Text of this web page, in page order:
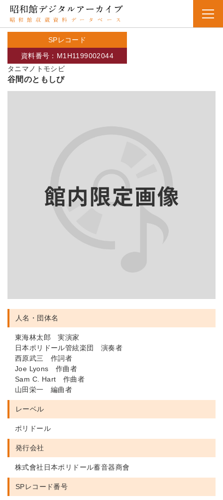
SPレコード
タニマノトモシビ
資料番号：M1H1199002044
谷間のともしび
人名・団体名
東海林太郎 実演家
日本ポリドール管絃楽団 演奏者
西原武三 作詞者
Joe Lyons 作曲者
Sam C. Hart 作曲者
山田栄一 編曲者
レーベル
ポリドール
発行会社
株式會社日本ポリドール蓄音器商會
SPレコード番号